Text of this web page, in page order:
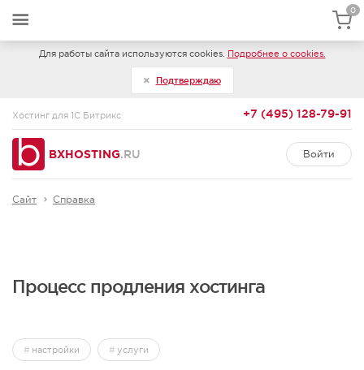
Для работы сайта используются cookies. Подробнее о cookies.
Подтверждаю
Хостинг для 1С Битрикс +7 (495) 128-79-91
BXHOSTING.RU Войти
Сайт Справка
Процесс продления хостинга
настройки услуги
0